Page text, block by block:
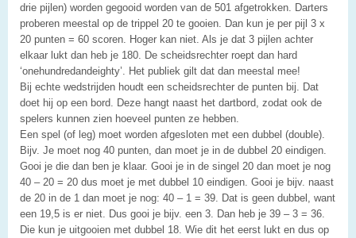
drie pijlen) worden gegooid worden van de 501 afgetrokken. Darters
proberen meestal op de trippel 20 te gooien. Dan kun je per pijl 3 x
20 punten = 60 scoren. Hoger kan niet. Als je dat 3 pijlen achter
elkaar lukt dan heb je 180. De scheidsrechter roept dan hard
‘onehundredandeighty’. Het publiek gilt dat dan meestal mee!
Bij echte wedstrijden houdt een scheidsrechter de punten bij. Dat
doet hij op een bord. Deze hangt naast het dartbord, zodat ook de
spelers kunnen zien hoeveel punten ze hebben.
Een spel (of leg) moet worden afgesloten met een dubbel (double).
Bijv. Je moet nog 40 punten, dan moet je in de dubbel 20 eindigen.
Gooi je die dan ben je klaar. Gooi je in de singel 20 dan moet je nog
40 – 20 = 20 dus moet je met dubbel 10 eindigen. Gooi je bijv. naast
de 20 in de 1 dan moet je nog: 40 – 1 = 39. Dat is geen dubbel, want
een 19,5 is er niet. Dus gooi je bijv. een 3. Dan heb je 39 – 3 = 36.
Die kun je uitgooien met dubbel 18. Wie dit het eerst lukt en dus op